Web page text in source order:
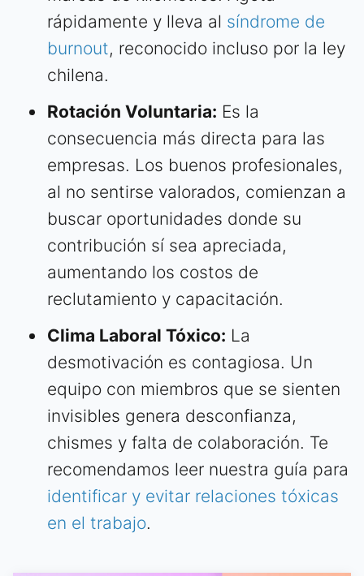
rápidamente y lleva al síndrome de
burnout, reconocido incluso por la ley
chilena.
Rotación Voluntaria: Es la
consecuencia más directa para las
empresas. Los buenos profesionales,
al no sentirse valorados, comienzan a
buscar oportunidades donde su
contribución sí sea apreciada,
aumentando los costos de
reclutamiento y capacitación.
Clima Laboral Tóxico: La
desmotivación es contagiosa. Un
equipo con miembros que se sienten
invisibles genera desconfianza,
chismes y falta de colaboración. Te
recomendamos leer nuestra guía para
identificar y evitar relaciones tóxicas
en el trabajo.